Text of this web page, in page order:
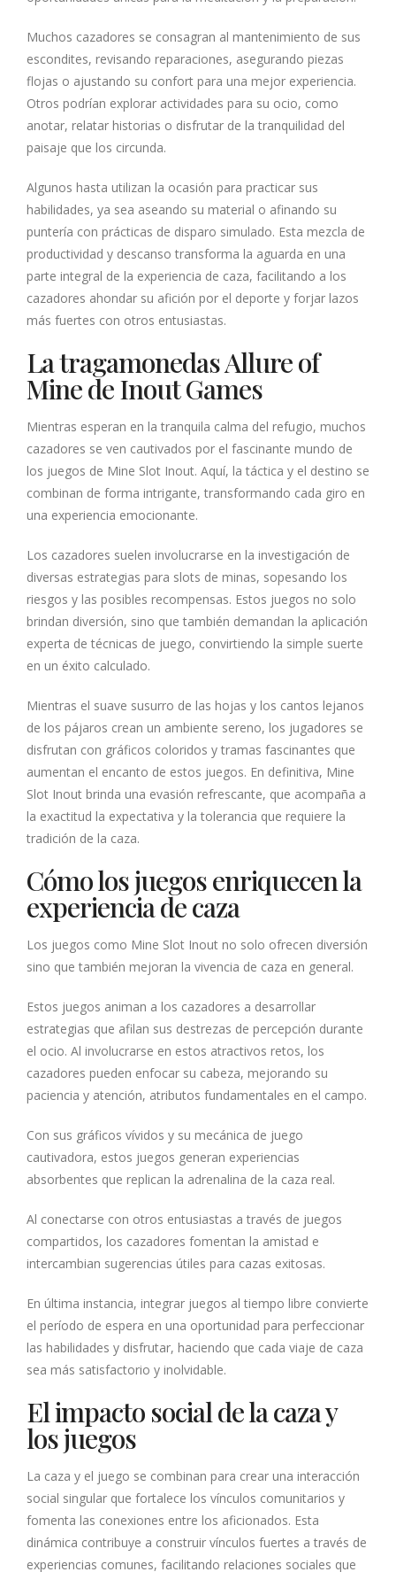
Muchos cazadores se consagran al mantenimiento de sus
escondites, revisando reparaciones, asegurando piezas
flojas o ajustando su confort para una mejor experiencia.
Otros podrían explorar actividades para su ocio, como
anotar, relatar historias o disfrutar de la tranquilidad del
paisaje que los circunda.
Algunos hasta utilizan la ocasión para practicar sus
habilidades, ya sea aseando su material o afinando su
puntería con prácticas de disparo simulado. Esta mezcla de
productividad y descanso transforma la aguarda en una
parte integral de la experiencia de caza, facilitando a los
cazadores ahondar su afición por el deporte y forjar lazos
más fuertes con otros entusiastas.
La tragamonedas Allure of
Mine de Inout Games
Mientras esperan en la tranquila calma del refugio, muchos
cazadores se ven cautivados por el fascinante mundo de
los juegos de Mine Slot Inout. Aquí, la táctica y el destino se
combinan de forma intrigante, transformando cada giro en
una experiencia emocionante.
Los cazadores suelen involucrarse en la investigación de
diversas estrategias para slots de minas, sopesando los
riesgos y las posibles recompensas. Estos juegos no solo
brindan diversión, sino que también demandan la aplicación
experta de técnicas de juego, convirtiendo la simple suerte
en un éxito calculado.
Mientras el suave susurro de las hojas y los cantos lejanos
de los pájaros crean un ambiente sereno, los jugadores se
disfrutan con gráficos coloridos y tramas fascinantes que
aumentan el encanto de estos juegos. En definitiva, Mine
Slot Inout brinda una evasión refrescante, que acompaña a
la exactitud la expectativa y la tolerancia que requiere la
tradición de la caza.
Cómo los juegos enriquecen la
experiencia de caza
Los juegos como Mine Slot Inout no solo ofrecen diversión
sino que también mejoran la vivencia de caza en general.
Estos juegos animan a los cazadores a desarrollar
estrategias que afilan sus destrezas de percepción durante
el ocio. Al involucrarse en estos atractivos retos, los
cazadores pueden enfocar su cabeza, mejorando su
paciencia y atención, atributos fundamentales en el campo.
Con sus gráficos vívidos y su mecánica de juego
cautivadora, estos juegos generan experiencias
absorbentes que replican la adrenalina de la caza real.
Al conectarse con otros entusiastas a través de juegos
compartidos, los cazadores fomentan la amistad e
intercambian sugerencias útiles para cazas exitosas.
En última instancia, integrar juegos al tiempo libre convierte
el período de espera en una oportunidad para perfeccionar
las habilidades y disfrutar, haciendo que cada viaje de caza
sea más satisfactorio y inolvidable.
El impacto social de la caza y
los juegos
La caza y el juego se combinan para crear una interacción
social singular que fortalece los vínculos comunitarios y
fomenta las conexiones entre los aficionados. Esta
dinámica contribuye a construir vínculos fuertes a través de
experiencias comunes, facilitando relaciones sociales que